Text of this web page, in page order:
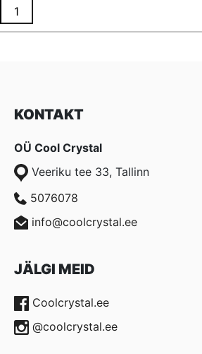
€ 0,51.
€ 0,38.
KONTAKT
OÜ Cool Crystal
Veeriku tee 33, Tallinn
5076078
info@coolcrystal.ee
JÄLGI MEID
Coolcrystal.ee
@coolcrystal.ee